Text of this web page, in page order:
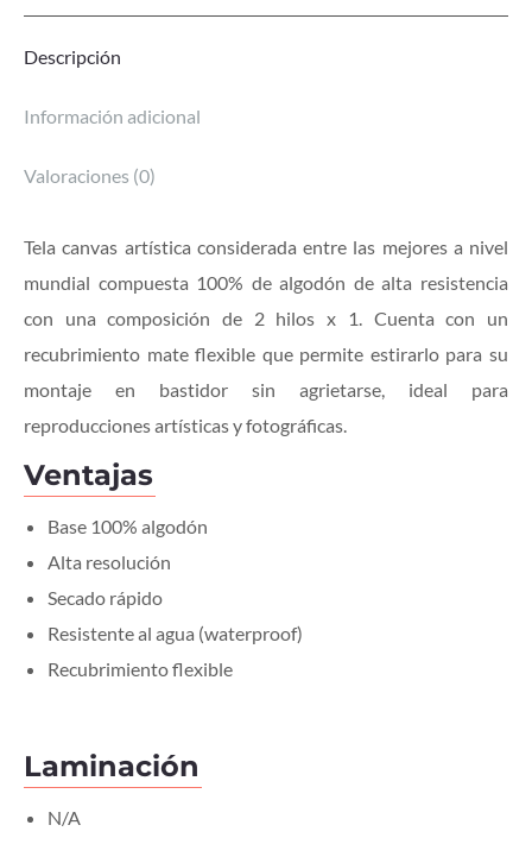
Descripción
Información adicional
Valoraciones (0)
Tela canvas artística considerada entre las mejores a nivel
mundial compuesta 100% de algodón de alta resistencia
con una composición de 2 hilos x 1. Cuenta con un
recubrimiento mate flexible que permite estirarlo para su
montaje en bastidor sin agrietarse, ideal para
reproducciones artísticas y fotográficas.
Ventajas
Base 100% algodón
Alta resolución
Secado rápido
Resistente al agua (waterproof)
Recubrimiento flexible
Laminación
N/A